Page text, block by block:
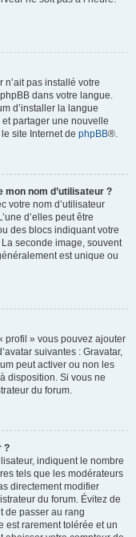
n’ait pas installé votre
dans votre langue.
d’installer la langue
et partager une nouvelle
site Internet de phpBB®.
nom d’utilisateur ?
votre nom d’utilisateur
d’elles peut être
des blocs indiquant votre
seconde image, souvent
est unique ou
profil » vous pouvez ajouter
suivantes : Gravatar,
peut activer ou non les
disposition. Si vous ne
du forum.
?
indiquent le nombre
tels que les modérateurs
directement modifier
du forum. Évitez de
de passer au rang
est rarement tolérée et un